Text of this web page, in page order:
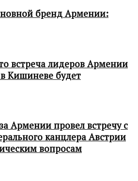
бренд Армении:
встреча лидеров Армении
Кишиневе будет
Армении провел встречу с
канцлера Австрии
вопросам